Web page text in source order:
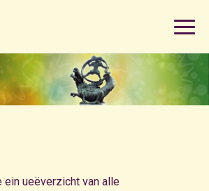
ein ueëverzicht van alle